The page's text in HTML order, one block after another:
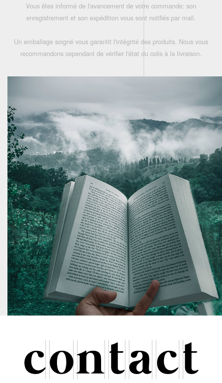
Vous êtes informé de l'avancement de votre commande: son
enregistrement et son expédition vous sont notifiés par mail.
Un emballage soigné vous garantit l'intégrité des produits. Nous vous
recommandons cependant de vérifier l'état du colis à la livraison.